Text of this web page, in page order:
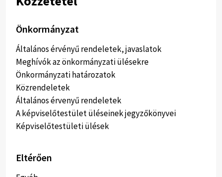
Önkormányzat
Általános érvényű rendeletek, javaslatok
Meghívók az önkormányzati ülésekre
Önkormányzati határozatok
Közrendeletek
Általános érvenyű rendeletek
A képviselőtestület üléseinek jegyzőkönyvei
Képviselőtestületi ülések
Eltérően